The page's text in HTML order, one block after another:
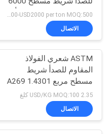
مم الفولاذ المقاوم للصدأ
لوحة الحديد
الاتصال
ASTM شعري الفولاذ
المقاوم للصدأ شريط
مسطح مربع A269 1.4301
TP304 10 * 10 مسحوب
على البارد
2.35 USD/KG MOQ:100 كلغ
الاتصال